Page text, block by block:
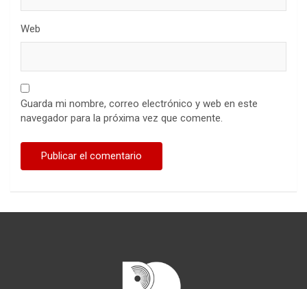
Web
Guarda mi nombre, correo electrónico y web en este
navegador para la próxima vez que comente.